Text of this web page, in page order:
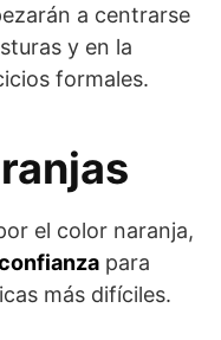
a centrarse
y en la
formales.
el color naranja,
para
más difíciles.